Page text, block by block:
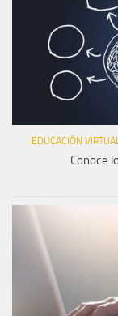
EDUCACIÓN
Conoce